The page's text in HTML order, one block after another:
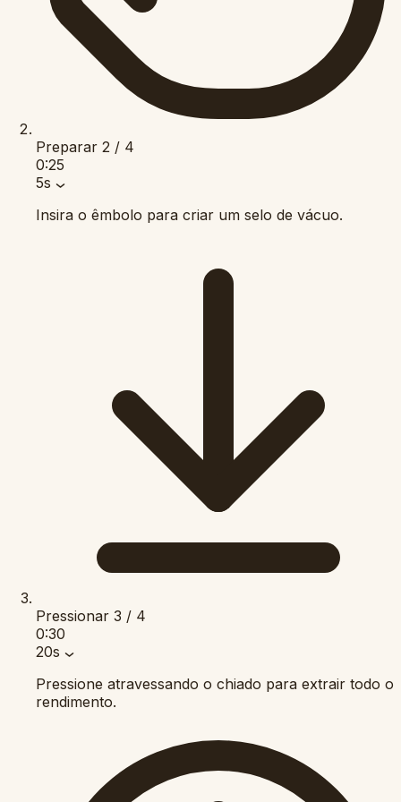
Preparar 2 / 4
0:25
5s
Insira o êmbolo para criar um selo de vácuo.
Pressionar 3 / 4
0:30
20s
Pressione atravessando o chiado para extrair todo o
rendimento.